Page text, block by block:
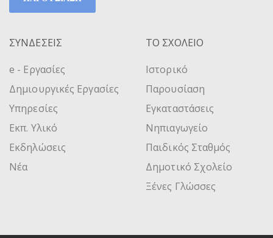
ΣΥΝΔΕΣΕΙΣ
e - Εργασίες
Δημιουργικές Εργασίες
Υπηρεσίες
Εκπ. Υλικό
Εκδηλώσεις
Νέα
ΤΟ ΣΧΟΛΕΙΟ
Ιστορικό
Παρουσίαση
Εγκαταστάσεις
Νηπιαγωγείο
Παιδικός Σταθμός
Δημοτικό Σχολείο
Ξένες Γλώσσες